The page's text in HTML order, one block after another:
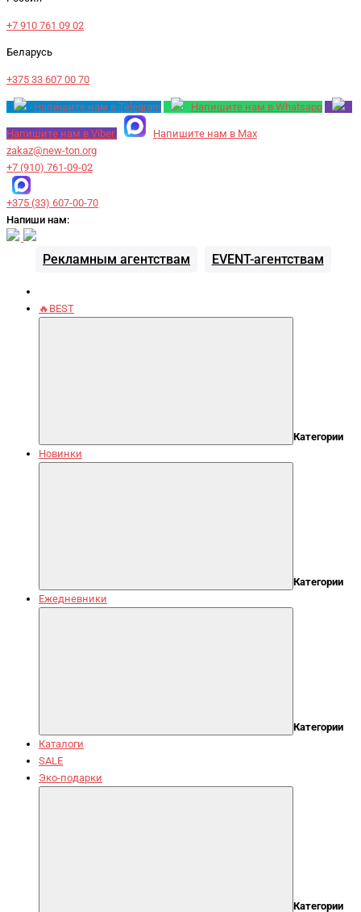
+7 910 761 09 02
Беларусь
+375 33 607 00 70
Напишите нам в Telegram Напишите нам в Whatsapp
Напишите нам в Viber
Напишите нам в Max
zakaz@new-ton.org
+7 (910) 761-09-02
+375 (33) 607-00-70
Напиши нам:
Рекламным агентствам EVENT-агентствам
🔥BEST
Категории
Новинки
Категории
Ежедневники
Категории
Каталоги
SALE
Эко-подарки
Категории